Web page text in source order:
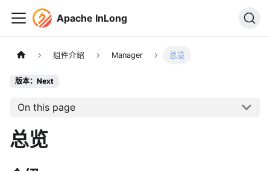
Apache InLong
组件介绍 Manager 总览
版本：Next
On this page
总览